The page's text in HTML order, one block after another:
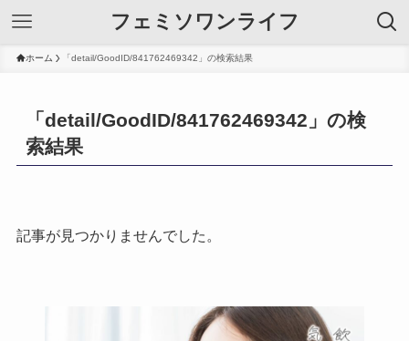
フェミソワンライフ
ホーム 「detail/GoodID/841762469342」の検索結果
「detail/GoodID/841762469342」の検
索結果
記事が見つかりませんでした。